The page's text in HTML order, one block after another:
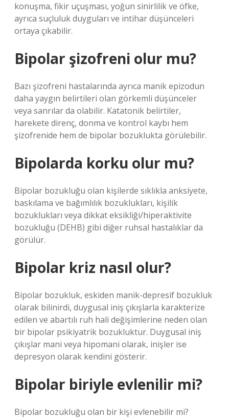
konuşma, fikir uçuşması, yoğun sinirlilik ve öfke,
ayrıca suçluluk duyguları ve intihar düşünceleri
ortaya çıkabilir.
Bipolar şizofreni olur mu?
Bazı şizofreni hastalarında ayrıca manik epizodun
daha yaygın belirtileri olan görkemli düşünceler
veya sanrılar da olabilir. Katatonik belirtiler,
harekete direnç, donma ve kontrol kaybı hem
şizofrenide hem de bipolar bozuklukta görülebilir.
Bipolarda korku olur mu?
Bipolar bozukluğu olan kişilerde sıklıkla anksiyete,
baskılama ve bağımlılık bozuklukları, kişilik
bozuklukları veya dikkat eksikliği/hiperaktivite
bozukluğu (DEHB) gibi diğer ruhsal hastalıklar da
görülür.
Bipolar kriz nasıl olur?
Bipolar bozukluk, eskiden manik-depresif bozukluk
olarak bilinirdi, duygusal iniş çıkışlarla karakterize
edilen ve abartılı ruh hali değişimlerine neden olan
bir bipolar psikiyatrik bozukluktur. Duygusal iniş
çıkışlar mani veya hipomani olarak, inişler ise
depresyon olarak kendini gösterir.
Bipolar biriyle evlenilir mi?
Bipolar bozukluğu olan bir kişi evlenebilir mi?